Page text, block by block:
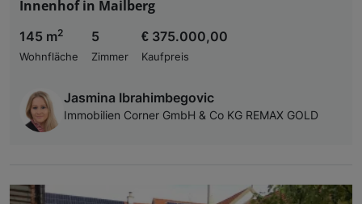
Innenhof in Mailberg
145 m2
Wohnfläche
5
Zimmer
€ 375.000,00
Kaufpreis
Jasmina Ibrahimbegovic
Immobilien Corner GmbH & Co KG REMAX GOLD